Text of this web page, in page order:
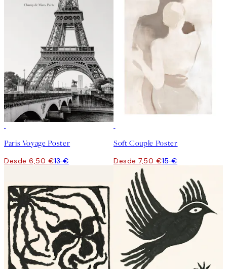
Paris Voyage Poster
Desde 6,50 €13 €
Soft Couple Poster
Desde 7,50 €15 €